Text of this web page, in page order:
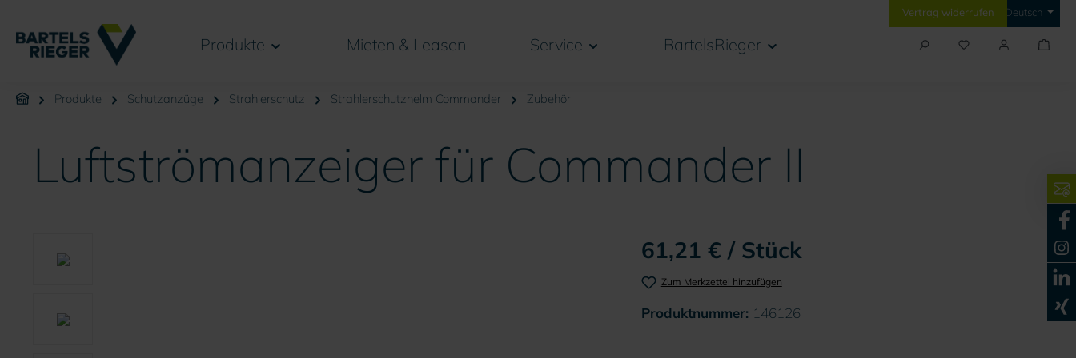
Vertrag widerrufen Deutsch
Produkte Mieten & Leasen Service BartelsRieger
Produkte Schutzanzüge Strahlerschutz Strahlerschutzhelm Commander Zubehör
Luftströmanzeiger für Commander II
61,21 € / Stück
Zum Merkzettel hinzufügen
Produktnummer: 146126